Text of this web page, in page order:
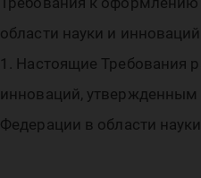
области науки и
1. Настоящие Требования
инноваций,
Федерации в области